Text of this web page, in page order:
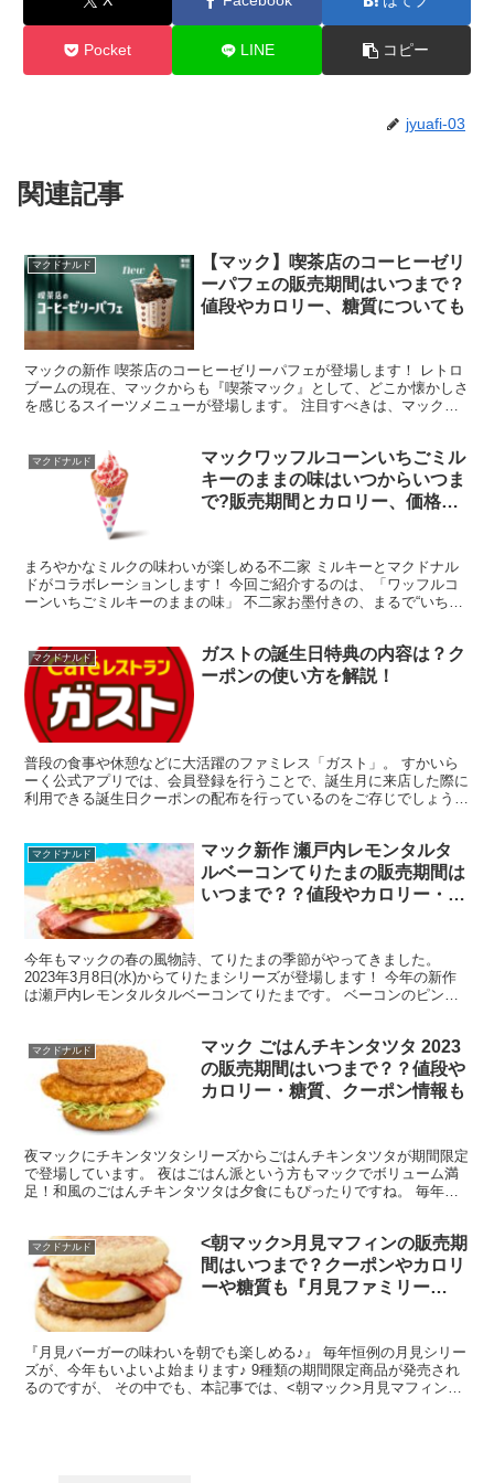
Pocket LINE コピー
jyuafi-03
関連記事
マクドナルド
【マック】喫茶店のコーヒーゼリ
ーパフェの販売期間はいつまで？
値段やカロリー、糖質についても
マックの新作 喫茶店のコーヒーゼリーパフェが登場します！ レトロ
ブームの現在、マックからも『喫茶マック』として、どこか懐かしさ
を感じるスイーツメニューが登場します。 注目すべきは、マック史
マクドナルド
マックワッフルコーンいちごミル
キーのままの味はいつからいつま
で?販売期間とカロリー、価格や
まろやかなミルクの味わいが楽しめる不二家 ミルキーとマクドナル
ドがコラボレーションします！ 今回ご紹介するのは、「ワッフルコ
ーンいちごミルキーのままの味」 不二家お墨付きの、まるで“いちご
マクドナルド
ガストの誕生日特典の内容は？ク
ーポンの使い方を解説！
普段の食事や休憩などに大活躍のファミレス「ガスト」。 すかいら
ーく公式アプリでは、会員登録を行うことで、誕生月に来店した際に
利用できる誕生日クーポンの配布を行っているのをご存じでしょう
マクドナルド
マック新作 瀬戸内レモンタルタ
ルベーコンてりたまの販売期間は
いつまで？？値段やカロリー・糖
今年もマックの春の風物詩、てりたまの季節がやってきました。
2023年3月8日(水)からてりたまシリーズが登場します！ 今年の新作
は瀬戸内レモンタルタルベーコンてりたまです。 ベーコンのピン
マクドナルド
マック ごはんチキンタツタ 2023
の販売期間はいつまで？？値段や
カロリー・糖質、クーポン情報も
夜マックにチキンタツタシリーズからごはんチキンタツタが期間限定
で登場しています。 夜はごはん派という方もマックでボリューム満
足！和風のごはんチキンタツタは夕食にもぴったりですね。 毎年人
マクドナルド
<朝マック>月見マフィンの販売期
間はいつまで？クーポンやカロリ
ーや糖質も『月見ファミリー
『月見バーガーの味わいを朝でも楽しめる♪』 毎年恒例の月見シリー
ズが、今年もいよいよ始まります♪ 9種類の期間限定商品が発売され
るのですが、 その中でも、本記事では、<朝マック>月見マフィンに